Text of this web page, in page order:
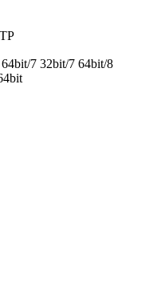
7 32bit/7 64bit/8